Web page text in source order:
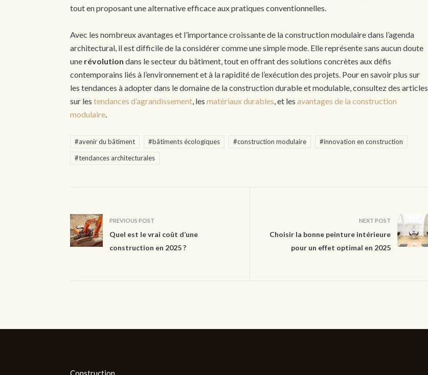
tout en proposant une alternative efficace aux pratiques conventionnelles.
Avec les nombreux avantages et l’importance croissante de la construction modulaire dans l’agenda
architectural, il est difficile de la considérer comme une simple mode. Elle représente sans aucun doute
une révolution dans le secteur du bâtiment, tout en offrant des solutions concrètes aux défis
contemporains liés à l’environnement et à la rapidité de l’exécution des projets. Pour en savoir plus sur
les tendances à adopter dans le domaine de la construction durable et modulable, consultez des articles
sur les tendances d’agrandissement, les matériaux durables, et les avantages de la construction
modulaire.
#avenir du bâtiment #bâtiments écologiques #construction modulaire
#innovation en construction
#tendances architecturales
PREVIOUS POST
Quel est le vrai coût d’une
construction en 2025 ?
NEXT POST
Choisir la bonne peinture intérieure
pour un effet optimal en 2025
Construction